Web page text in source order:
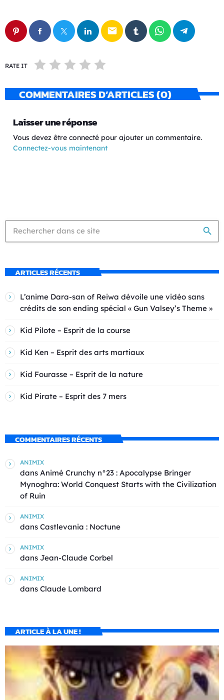
email
RATE IT
COMMENTAIRES D’ARTICLES (0)
Laisser une réponse
Vous devez être connecté pour ajouter un commentaire.
Connectez-vous maintenant
search
ARTICLES RÉCENTS
L’anime Dara-san of Reiwa dévoile une vidéo sans
crédits de son ending spécial « Gun Valsey’s Theme »
Kid Pilote – Esprit de la course
Kid Ken – Esprit des arts martiaux
Kid Fourasse – Esprit de la nature
Kid Pirate – Esprit des 7 mers
COMMENTAIRES RÉCENTS
ANIMIX
dans Animé Crunchy n°23 : Apocalypse Bringer
Mynoghra: World Conquest Starts with the Civilization
of Ruin
ANIMIX
dans Castlevania : Noctune
ANIMIX
dans Jean-Claude Corbel
ANIMIX
dans Claude Lombard
ARTICLE À LA UNE !